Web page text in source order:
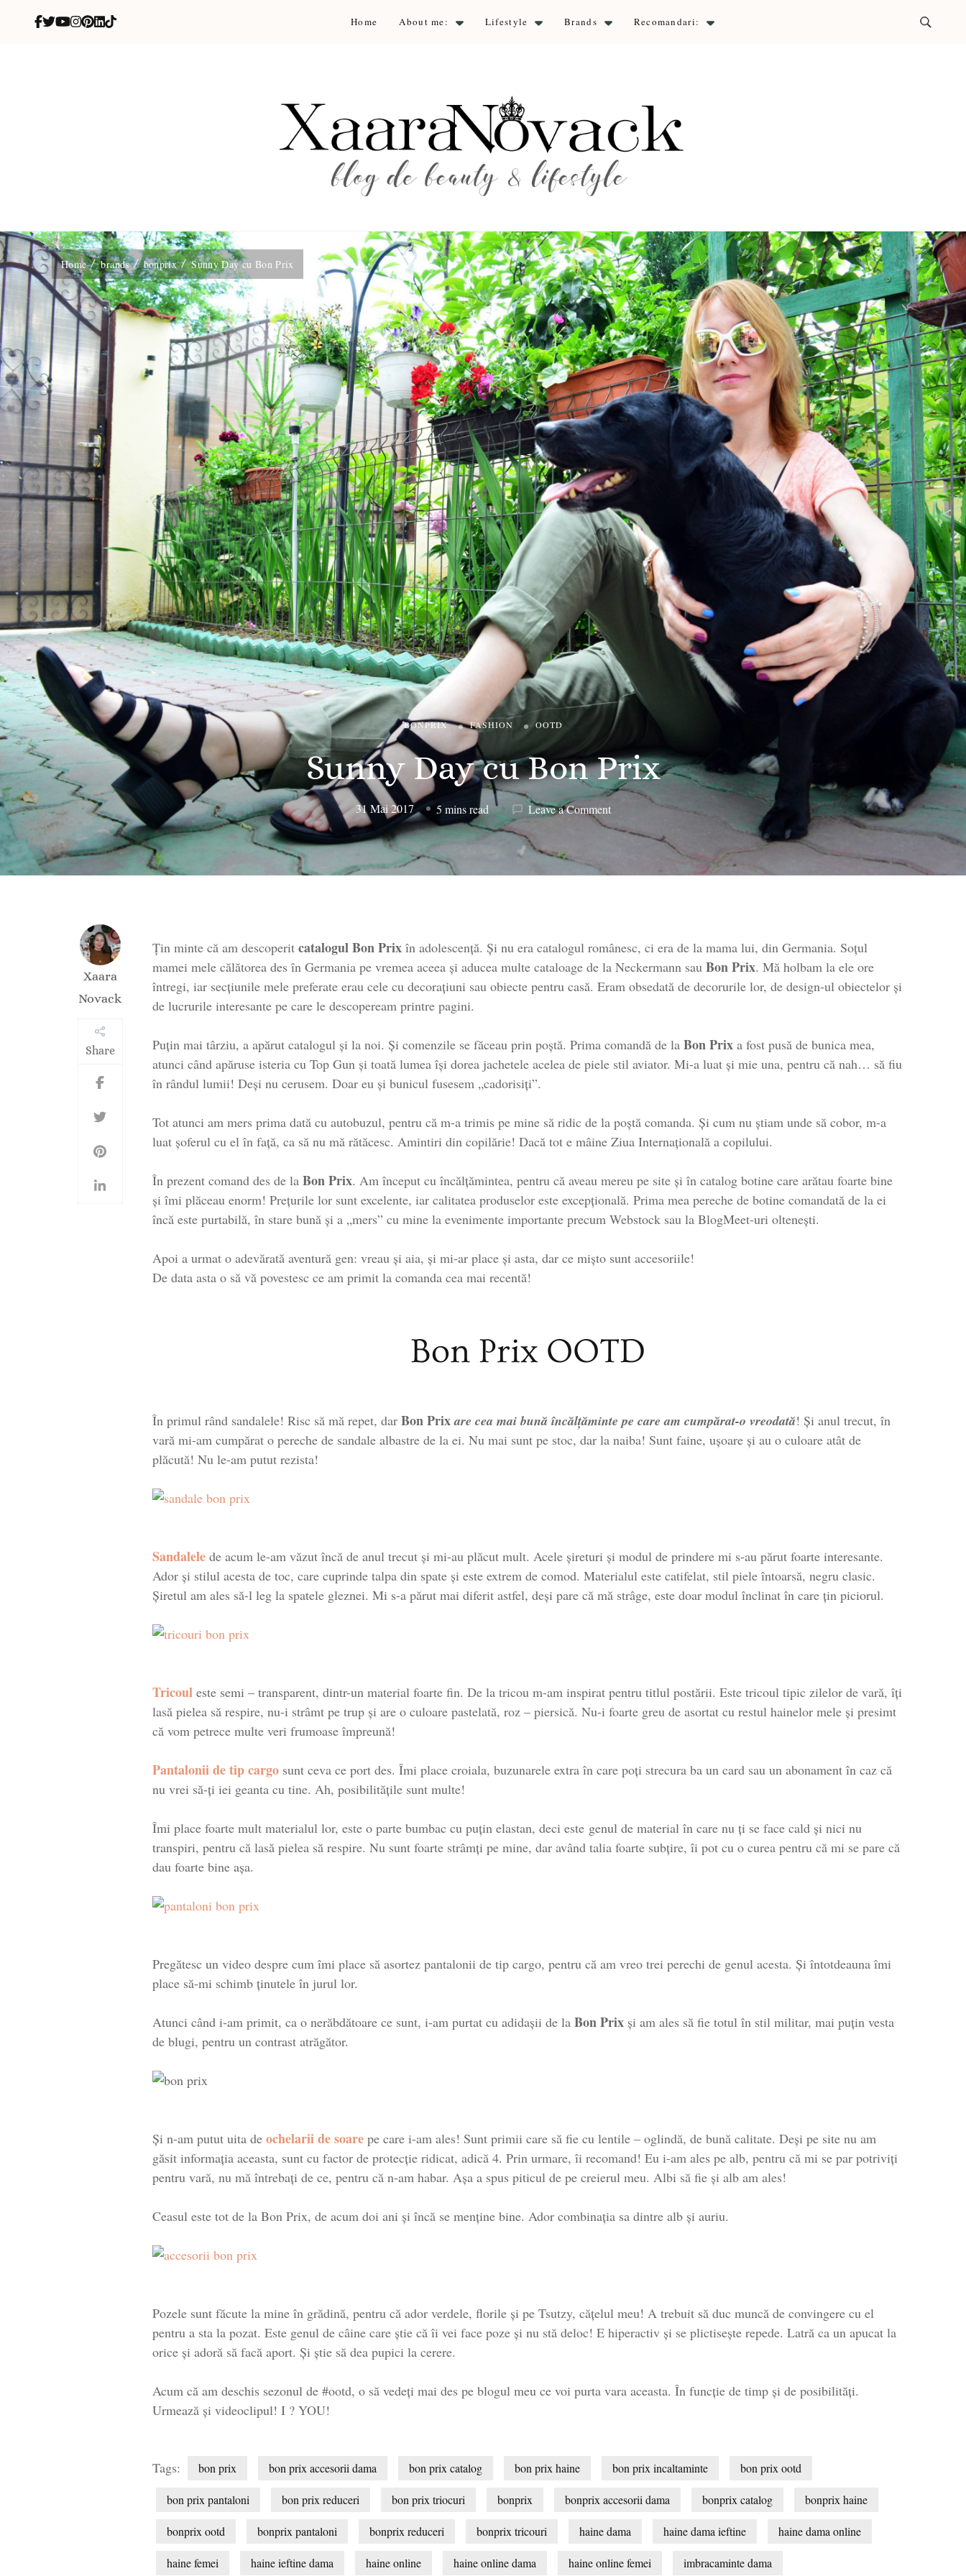
Home About me: Lifestyle Brands Recomandari:
Xaara Novack
Home brands bonprix Sunny Day cu Bon Prix
BONPRIX FASHION OOTD
Sunny Day cu Bon Prix
31 Mai 2017 5 mins read Leave a Commenton
Sunny
Bon
Xaara
Novack
Share
Țin minte că am descoperit catalogul Bon Prix în adolescență. Și nu era catalogul românesc, ci era de la mama lui, din Germania. Soțul
mamei mele călătorea des în Germania pe vremea aceea și aducea multe cataloage de la Neckermann sau Bon Prix. Mă holbam la ele ore
întregi, iar secțiunile mele preferate erau cele cu decorațiuni sau obiecte pentru casă. Eram obsedată de decorurile lor, de design-ul obiectelor și
de lucrurile interesante pe care le descopeream printre pagini.
Puțin mai târziu, a apărut catalogul și la noi. Și comenzile se făceau prin poștă. Prima comandă de la Bon Prix a fost pusă de bunica mea,
atunci când apăruse isteria cu Top Gun și toată lumea își dorea jachetele acelea de piele stil aviator. Mi-a luat și mie una, pentru că nah… să fiu
în rândul lumii! Deși nu cerusem. Doar eu și bunicul fusesem „cadorisiți”.
Tot atunci am mers prima dată cu autobuzul, pentru că m-a trimis pe mine să ridic de la poștă comanda. Și cum nu știam unde să cobor, m-a
luat șoferul cu el în față, ca să nu mă rătăcesc. Amintiri din copilărie! Dacă tot e mâine Ziua Internațională a copilului.
În prezent comand des de la Bon Prix. Am început cu încălțămintea, pentru că aveau mereu pe site și în catalog botine care arătau foarte bine
și îmi plăceau enorm! Prețurile lor sunt excelente, iar calitatea produselor este excepțională. Prima mea pereche de botine comandată de la ei
încă este purtabilă, în stare bună și a „mers” cu mine la evenimente importante precum Webstock sau la BlogMeet-uri oltenești.
Apoi a urmat o adevărată aventură gen: vreau și aia, și mi-ar place și asta, dar ce mișto sunt accesoriile!
De data asta o să vă povestesc ce am primit la comanda cea mai recentă!
Bon Prix OOTD
În primul rând sandalele! Risc să mă repet, dar Bon Prix are cea mai bună încălțăminte pe care am cumpărat-o vreodată! Și anul trecut, în
vară mi-am cumpărat o pereche de sandale albastre de la ei. Nu mai sunt pe stoc, dar la naiba! Sunt faine, ușoare și au o culoare atât de
plăcută! Nu le-am putut rezista!
Sandalele de acum le-am văzut încă de anul trecut și mi-au plăcut mult. Acele șireturi și modul de prindere mi s-au părut foarte interesante.
Ador și stilul acesta de toc, care cuprinde talpa din spate și este extrem de comod. Materialul este catifelat, stil piele întoarsă, negru clasic.
Șiretul am ales să-l leg la spatele gleznei. Mi s-a părut mai diferit astfel, deși pare că mă strâge, este doar modul înclinat în care țin piciorul.
Tricoul este semi – transparent, dintr-un material foarte fin. De la tricou m-am inspirat pentru titlul postării. Este tricoul tipic zilelor de vară, îți
lasă pielea să respire, nu-i strâmt pe trup și are o culoare pastelată, roz – piersică. Nu-i foarte greu de asortat cu restul hainelor mele și presimt
că vom petrece multe veri frumoase împreună!
Pantalonii de tip cargo sunt ceva ce port des. Îmi place croiala, buzunarele extra în care poți strecura ba un card sau un abonament în caz că
nu vrei să-ți iei geanta cu tine. Ah, posibilitățile sunt multe!
Îmi place foarte mult materialul lor, este o parte bumbac cu puțin elastan, deci este genul de material în care nu ți se face cald și nici nu
transpiri, pentru că lasă pielea să respire. Nu sunt foarte strâmți pe mine, dar având talia foarte subțire, îi pot cu o curea pentru că mi se pare că
dau foarte bine așa.
Pregătesc un video despre cum îmi place să asortez pantalonii de tip cargo, pentru că am vreo trei perechi de genul acesta. Și întotdeauna îmi
place să-mi schimb ținutele în jurul lor.
Atunci când i-am primit, ca o nerăbdătoare ce sunt, i-am purtat cu adidașii de la Bon Prix și am ales să fie totul în stil militar, mai puțin vesta
de blugi, pentru un contrast atrăgător.
Și n-am putut uita de ochelarii de soare pe care i-am ales! Sunt primii care să fie cu lentile – oglindă, de bună calitate. Deși pe site nu am
găsit informația aceasta, sunt cu factor de protecție ridicat, adică 4. Prin urmare, îi recomand! Eu i-am ales pe alb, pentru că mi se par potriviți
pentru vară, nu mă întrebați de ce, pentru că n-am habar. Așa a spus piticul de pe creierul meu. Albi să fie și alb am ales!
Ceasul este tot de la Bon Prix, de acum doi ani și încă se menține bine. Ador combinația sa dintre alb și auriu.
Pozele sunt făcute la mine în grădină, pentru că ador verdele, florile și pe Tsutzy, cățelul meu! A trebuit să duc muncă de convingere cu el
pentru a sta la pozat. Este genul de câine care știe că îi vei face poze și nu stă deloc! E hiperactiv și se plictisește repede. Latră ca un apucat la
orice și adoră să facă aport. Și știe să dea pupici la cerere.
Acum că am deschis sezonul de #ootd, o să vedeți mai des pe blogul meu ce voi purta vara aceasta. În funcție de timp și de posibilități.
Urmează și videoclipul! I ? YOU!
Tags: bon prix bon prix accesorii dama bon prix catalog bon prix haine bon prix incaltaminte bon prix ootd
bon prix pantaloni bon prix reduceri bon prix triocuri bonprix bonprix accesorii dama bonprix catalog bonprix haine
bonprix ootd bonprix pantaloni bonprix reduceri bonprix tricouri haine dama haine dama ieftine haine dama online
haine femei haine ieftine dama haine online haine online dama haine online femei imbracaminte dama